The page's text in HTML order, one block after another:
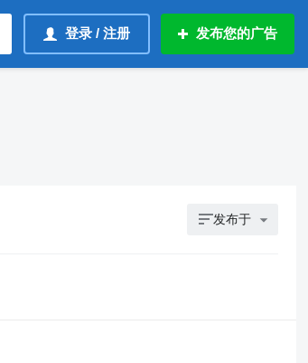
登录 / 注册 发布您的广告
发布于